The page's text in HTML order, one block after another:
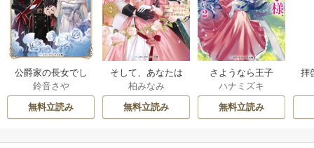
公爵家の長女でし
た
鈴音さや
無料立読み
そして、あなたは
私を捨てる
柏みなみ
無料立読み
さようなら王子
様、どうか私のこ
とは忘れてくださ
い
ハナミズキ
無料立読み
拝